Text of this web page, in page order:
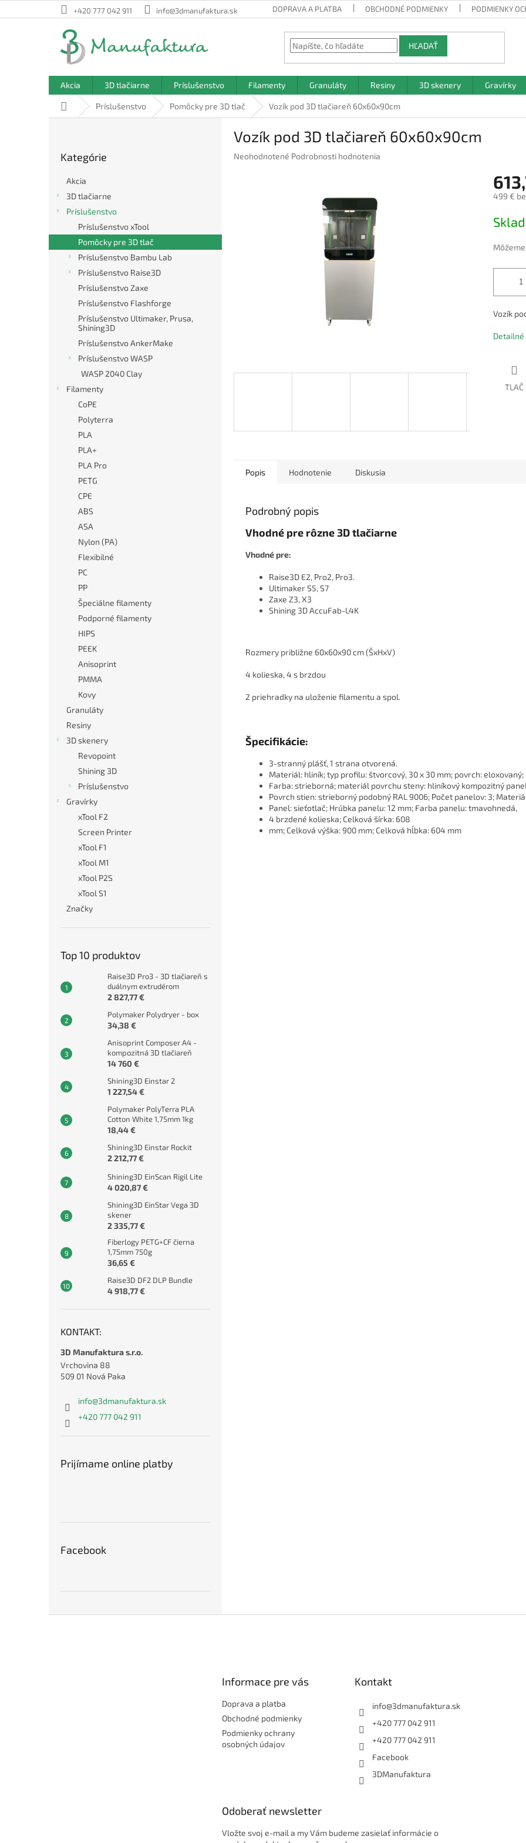
na
+420 777 042 911 info@3dmanufaktura.sk DOPRAVA A PLATBA OBCHODNÉ PODMIENKY PODMIENKY
HĽADAŤ
Akcia 3D tlačiarne Príslušenstvo Filamenty Granuláty Resiny 3D skenery Gravírky
DomovPríslušenstvo Pomôcky pre 3D tlač Vozík pod 3D tlačiareň 60x60x90cm
kategórie
Kategórie
Akcia
3D tlačiarne
Príslušenstvo
Príslušenstvo xTool
Pomôcky pre 3D tlač
Príslušenstvo Bambu Lab
Príslušenstvo Raise3D
Príslušenstvo Zaxe
Príslušenstvo Flashforge
Príslušenstvo Ultimaker, Prusa,
Shining3D
Príslušenstvo AnkerMake
Príslušenstvo WASP
WASP 2040 Clay
Filamenty
CoPE
Polyterra
PLA
PLA+
PLA Pro
PETG
CPE
ABS
ASA
Nylon (PA)
Flexibilné
PC
PP
Špeciálne filamenty
Podporné filamenty
HIPS
PEEK
Anisoprint
PMMA
Kovy
Granuláty
Resiny
3D skenery
Revopoint
Shining 3D
Príslušenstvo
Gravírky
xTool F2
Screen Printer
xTool F1
xTool M1
xTool P2S
xTool S1
Značky
Top 10 produktov
Raise3D Pro3 - 3D tlačiareň s
duálnym extrudérom
2 827,77 €
Polymaker Polydryer - box
34,38 €
Anisoprint Composer A4 -
kompozitná 3D tlačiareň
14 760 €
Shining3D Einstar 2
1 227,54 €
Polymaker PolyTerra PLA
Cotton White 1,75mm 1kg
18,44 €
Shining3D Einstar Rockit
2 212,77 €
Shining3D EinScan Rigil Lite
4 020,87 €
Shining3D EinStar Vega 3D
skener
2 335,77 €
Fiberlogy PETG+CF čierna
1,75mm 750g
36,65 €
Raise3D DF2 DLP Bundle
4 918,77 €
KONTAKT:
3D Manufaktura s.r.o.
Vrchovina 88
509 01 Nová Paka
info@3dmanufaktura.sk
+420 777 042 911
Prijímame online platby
Facebook
Vozík pod 3D tlačiareň 60x60x90cm
Priemerné
Neohodnotené Podrobnosti hodnotenia
499 €
cena:
Vozík
TLAČ
Popis Hodnotenie Diskusia
Podrobný popis
Vhodné pre rôzne 3D tlačiarne
Vhodné pre:
Raise3D E2, Pro2, Pro3.
Ultimaker S5, S7
Zaxe Z3, X3
Shining 3D AccuFab-L4K
Rozmery približne 60x60x90 cm (ŠxHxV)
4 kolieska, 4 s brzdou
2 priehradky na uloženie filamentu a spol.
Špecifikácie:
3-stranný plášť, 1 strana otvorená.
Materiál: hliník; typ profilu: štvorcový, 30 x 30 mm; povrch: eloxovaný;
Farba: strieborná; materiál povrchu steny: hliníkový kompozitný
Povrch stien: strieborný podobný RAL 9006; Počet panelov: 3;
Panel: sieťotlač; Hrúbka panelu: 12 mm; Farba panelu: tmavohnedá,
4 brzdené kolieska; Celková šírka: 608
mm; Celková výška: 900 mm; Celková hĺbka: 604 mm
Informace pre vás
Doprava a platba
Obchodné podmienky
Podmienky ochrany
osobných údajov
Kontakt
info@3dmanufaktura.sk
+420 777 042 911
+420 777 042 911
Facebook
3DManufaktura
Odoberať newsletter
Vložte svoj e-mail a my Vám budeme zasielať informácie o